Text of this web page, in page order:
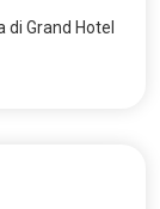
Grand Hotel